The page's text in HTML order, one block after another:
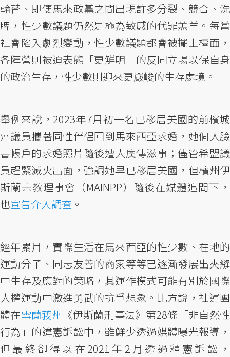
輪替、即便馬來政黨之間出現許多分裂、競合、洗
牌，性少數議題仍然是極為敏感的代罪羔羊。每當
社會陷入劇烈變動，性少數議題都會被擺上檯面，
各陣營則被迫表態「更鮮明」的反同立場以保自身
的政治生存，性少數則迎來更嚴峻的生存處境。
舉例來說，2023年7月初一名已移居美國的前檳城
州議員攜著同性伴侶回到馬來西亞求婚，她個人臉
書帳戶的求婚照片隨後遭人廣傳滋事；儘管希盟議
員趕緊滅火出面，強調她早已移居美國，但檳州伊
斯蘭宗教理事會（MAINPP）隨後在媒體追問下，
也宣告介入調查 。
經年累月，實際生活在馬來西亞的性少數、在地的
運動分子、同志友善的商家等等已逐漸發展出夾縫
中生存及應對的策略，其運作模式可能有別於國際
人權運動中激進勇武的抗爭想象。比方說，社運團
體在雪蘭莪州 《伊斯蘭刑事法》第28條「非自然性
行為」的違憲訴訟中，雖鮮少透過媒體曝光報導，
但最終卻得以在2021年2月透過釋憲訴訟，